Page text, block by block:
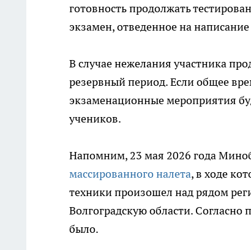
готовность продолжать
экзамен, отведенное на
В случае нежелания участника
резервный период. Если общее
экзаменационные мероприятия
учеников.
Напомним, 23 мая 2026 года
массированного налета, в ходе
техники произошел над рядом
Волгоградскую области.
было.